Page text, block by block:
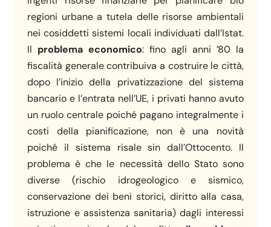
regioni urbane a tutela delle risorse ambientali
nei cosiddetti sistemi locali individuati dall’Istat.
Il problema economico: fino agli anni ’80 la
fiscalità generale contribuiva a costruire le città,
dopo l’inizio della privatizzazione del sistema
bancario e l’entrata nell’UE, i privati hanno avuto
un ruolo centrale poiché pagano integralmente i
costi della pianificazione, non è una novità
poiché il sistema risale sin dall’Ottocento. Il
problema è che le necessità dello Stato sono
diverse (rischio idrogeologico e sismico,
conservazione dei beni storici, diritto alla casa,
istruzione e assistenza sanitaria) dagli interessi